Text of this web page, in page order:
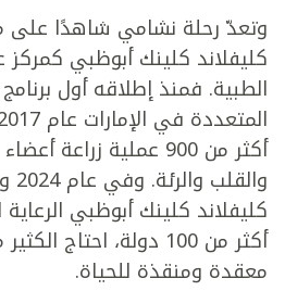
وتعدّ رحلة نشامي شاهدًا
كليفلاند كلينك أبوظبي كمركز
الطبية. فمنذ إطلاقه أول برنامج
أكثر من 900 عملية
كليفلاند كلينك أبوظبي
أكثر من 100 دولة،
معقدة ومنقذة للحياة.